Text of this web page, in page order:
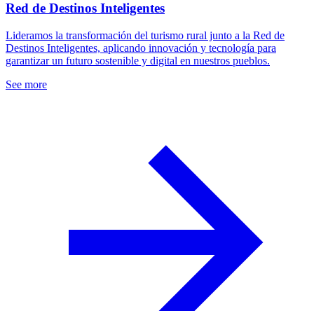
Red de Destinos Inteligentes
Lideramos la transformación del turismo rural junto a la Red de
Destinos Inteligentes, aplicando innovación y tecnología para
garantizar un futuro sostenible y digital en nuestros pueblos.
See more